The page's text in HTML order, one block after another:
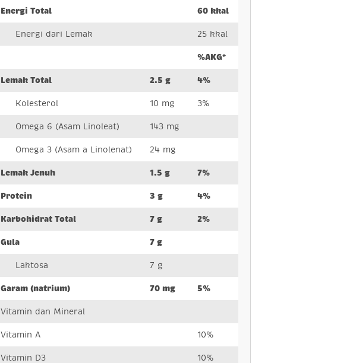
Energi Total 60 kkal
Energi dari Lemak 25 kkal
%AKG*
Lemak Total 2.5 g 4%
Kolesterol 10 mg 3%
Omega 6 (Asam Linoleat) 143 mg
Omega 3 (Asam a Linolenat) 24 mg
Lemak Jenuh 1.5 g 7%
Protein 3 g 4%
Karbohidrat Total 7 g 2%
Gula 7 g
Laktosa 7 g
Garam (natrium) 70 mg 5%
Vitamin dan Mineral
Vitamin A 10%
Vitamin D3 10%